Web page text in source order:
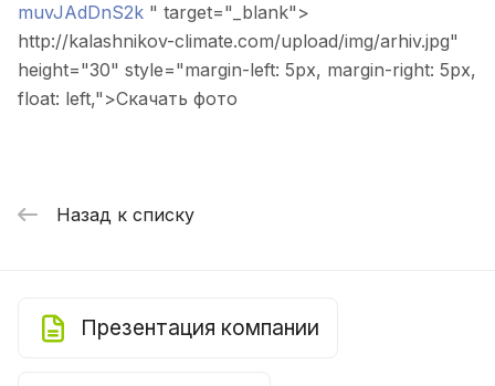
muvJAdDnS2k " target="_blank">
http://kalashnikov-climate.com/upload/img/arhiv.jpg"
height="30" style="margin-left: 5px, margin-right: 5px,
float: left,">Скачать фото
Назад к списку
Презентация компании